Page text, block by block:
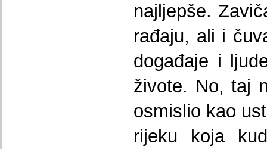
najljepše.
rađaju, ali i
događaje i
živote. No, taj
osmislio kao
rijeku koja